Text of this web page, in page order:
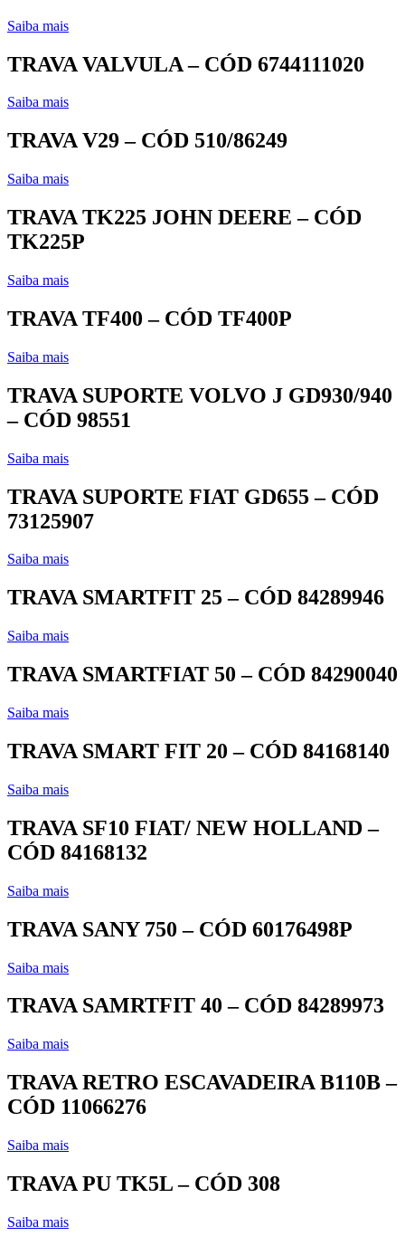
Saiba mais
TRAVA VALVULA – CÓD 6744111020
Saiba mais
TRAVA V29 – CÓD 510/86249
Saiba mais
TRAVA TK225 JOHN DEERE – CÓD
TK225P
Saiba mais
TRAVA TF400 – CÓD TF400P
Saiba mais
TRAVA SUPORTE VOLVO J GD930/940
– CÓD 98551
Saiba mais
TRAVA SUPORTE FIAT GD655 – CÓD
73125907
Saiba mais
TRAVA SMARTFIT 25 – CÓD 84289946
Saiba mais
TRAVA SMARTFIAT 50 – CÓD 84290040
Saiba mais
TRAVA SMART FIT 20 – CÓD 84168140
Saiba mais
TRAVA SF10 FIAT/ NEW HOLLAND –
CÓD 84168132
Saiba mais
TRAVA SANY 750 – CÓD 60176498P
Saiba mais
TRAVA SAMRTFIT 40 – CÓD 84289973
Saiba mais
TRAVA RETRO ESCAVADEIRA B110B –
CÓD 11066276
Saiba mais
TRAVA PU TK5L – CÓD 308
Saiba mais